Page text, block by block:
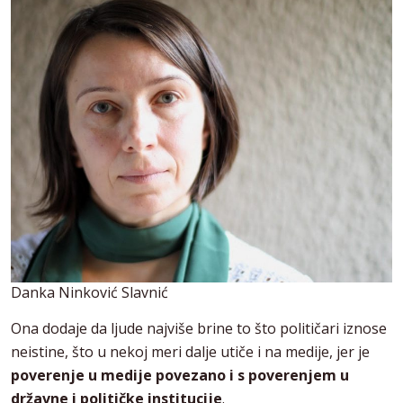
Danka Ninković Slavnić
Ona dodaje da ljude najviše brine to što političari iznose
neistine, što u nekoj meri dalje utiče i na medije, jer je
poverenje u medije povezano i s poverenjem u
državne i političke institucije.